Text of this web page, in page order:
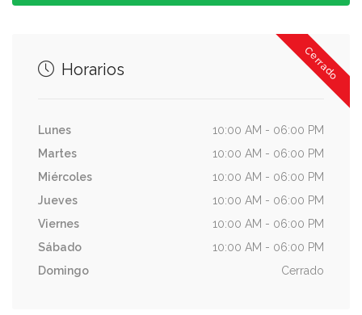
Cerrado
Horarios
Lunes
10:00 AM - 06:00 PM
Martes
10:00 AM - 06:00 PM
Miércoles
10:00 AM - 06:00 PM
Jueves
10:00 AM - 06:00 PM
Viernes
10:00 AM - 06:00 PM
Sábado
10:00 AM - 06:00 PM
Domingo
Cerrado